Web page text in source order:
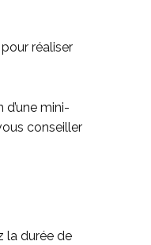
réaliser
mini-
conseiller
la durée de